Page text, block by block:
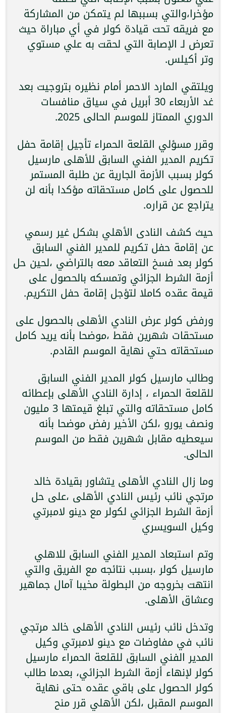
مؤخرا،والتي بسببها لم يتمكن من المشاركة
مع فريقه تحت قيادة كولر في أي مباراة حيث
تعرض لـ الإصابة التي لحقت به علي مستوي
وتر أكيلس.
ويلتقي المارد الاحمر أمام نظيره بتروجيت بعد
غد الأربعاء 30 أبريل في سياق منافسات
الدوري الممتاز للموسم الحالى 2025.
وقرر مسؤلي القلعة الحمراء تأجيل إقامة حفل
تكريم المدير الفني السابق للأهلى مارسيل
كولر بسبب الأزمة الجارية عن طلبة المستمر
للحصول على كامل مستحقاته مؤكدا بأنه لن
يتراجع عن قراره.
حيث كشف النادى الأهلي بشكل غير رسمي
عن إقامة حفل تكريم للمدير الفني السابق
كولر بعد فسخ التعاقد معه بالتراضي ،لحين حل
أزمة الشرط الجزائي وتمسكه بالحصول على
قيمة عقده كاملا لتؤجل إقامة حفل التكريم.
ورفض كولر عرض النادي الأهلى بالحصول على
مستحقات شهرين فقط ،موضحا بأنه يريد كامل
مستحقاته حتي نهاية الموسم القادم.
وطالب مارسيل كولر المدير الفني السابق
للقلعة الحمراء ، إدارة النادي الأهلى بإعطائه
كامل مستحقاته والتي تبلغ قيمتها 3 مليون
ونصف يورو ،لكن الأخير رفض موضحا بأنه
سيعطيه مقابل شهرين فقط من الموسم
الحالى.
وما زال النادي الأهلى يتشاور بقيادة خالد
مرتجي نائب رئيس النادي الأهلى ،على حل
أزمة الشرط الجزائي لكولر مع دينو لامبرتي
وكيل السويسري
وتم استبعاد المدير الفني السابق للاهلي
مارسيل كولر ،بسبب نتائجه مع الفريق والتي
انتهت بخروجه من البطولة مخيبا آمال جماهير
وعشاق الأهلى.
وتدخل نائب رئيس النادي الأهلى خالد مرتجي
نائب في مفاوضات مع دينو لامبرتي وكيل
المدير الفني السابق للقلعة الحمراء مارسيل
كولر لإنهاء أزمة الشرط الجزائي، بعدما طالب
كولر الحصول على باقي عقده حتى نهاية
الموسم المقبل ،لكن الأهلي قرر منح